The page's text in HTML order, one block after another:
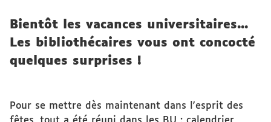
Bientôt les vacances universitaires...
Les bibliothécaires vous ont concocté
quelques surprises !
Pour se mettre dès maintenant dans l'esprit des